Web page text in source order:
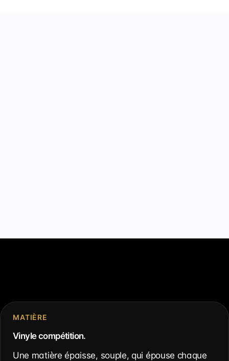
MATIÈRE
Vinyle compétition.
Une matière épaisse, souple, qui épouse chaque